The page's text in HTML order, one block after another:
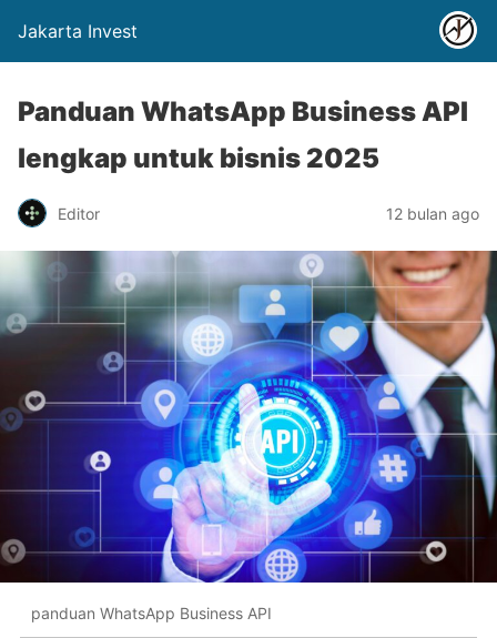
Jakarta Invest
Panduan WhatsApp Business API
lengkap untuk bisnis 2025
Editor 12 bulan ago
panduan WhatsApp Business API